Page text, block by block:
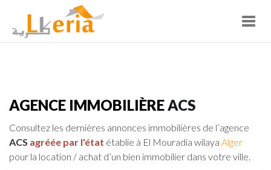
AGENCE IMMOBILIÈREACS
Consultez les dernières annonces immobilières de l’agence
ACS agréée par l'état établie à El Mouradia wilaya Alger
pour la location / achat d’un bien immobilier dans votre ville.